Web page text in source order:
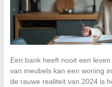
Een bank heeft nooit een
van meubels kan een woning
de rauwe realiteit van 2024 is